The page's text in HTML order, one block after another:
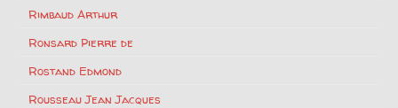
Rimbaud Arthur
Ronsard Pierre de
Rostand Edmond
Rousseau Jean Jacques